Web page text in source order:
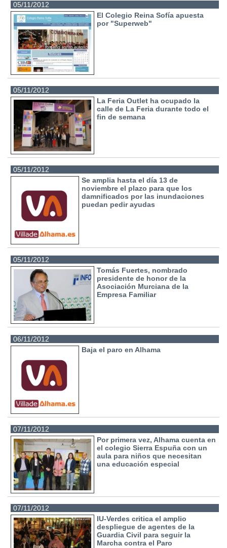
05/11/2012
El Colegio Reina Sofía apuesta
por "Superweb"
05/11/2012
La Feria Outlet ha ocupado la
calle de La Feria durante todo el
fin de semana
05/11/2012
Se amplia hasta el día 13 de
noviembre el plazo para que los
damnificados por las inundaciones
puedan pedir ayudas
05/11/2012
Tomás Fuertes, nombrado
presidente de honor de la
Asociación Murciana de la
Empresa Familiar
06/11/2012
Baja el paro en Alhama
07/11/2012
Por primera vez, Alhama cuenta en
el colegio Sierra Espuña con un
aula para niños que necesitan
una educación especial
07/11/2012
IU-Verdes critica el amplio
despliegue de agentes de la
Guardia Civil para seguir la
Marcha contra el Paro